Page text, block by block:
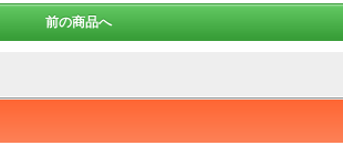
前の商品へ